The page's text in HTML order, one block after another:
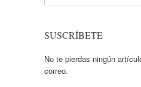
SUSCRÍBETE
No te pierdas ningún
correo.